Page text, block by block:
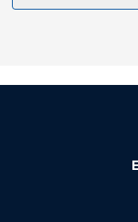
Andre faciliteter på
Gæsterne har blandt